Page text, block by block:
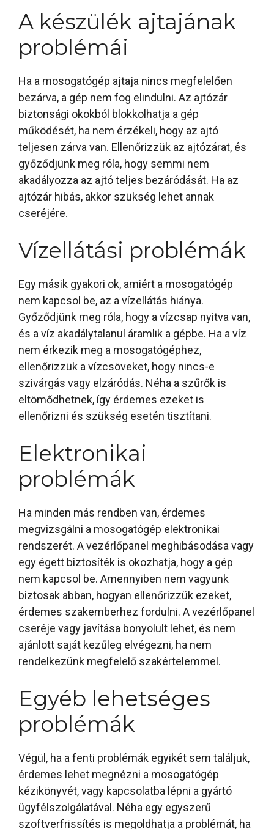
A készülék ajtajának
problémái
Ha a mosogatógép ajtaja nincs megfelelően
bezárva, a gép nem fog elindulni. Az ajtózár
biztonsági okokból blokkolhatja a gép
működését, ha nem érzékeli, hogy az ajtó
teljesen zárva van. Ellenőrizzük az ajtózárat, és
győződjünk meg róla, hogy semmi nem
akadályozza az ajtó teljes bezáródását. Ha az
ajtózár hibás, akkor szükség lehet annak
cseréjére.
Vízellátási problémák
Egy másik gyakori ok, amiért a mosogatógép
nem kapcsol be, az a vízellátás hiánya.
Győződjünk meg róla, hogy a vízcsap nyitva van,
és a víz akadálytalanul áramlik a gépbe. Ha a víz
nem érkezik meg a mosogatógéphez,
ellenőrizzük a vízcsöveket, hogy nincs-e
szivárgás vagy elzáródás. Néha a szűrők is
eltömődhetnek, így érdemes ezeket is
ellenőrizni és szükség esetén tisztítani.
Elektronikai
problémák
Ha minden más rendben van, érdemes
megvizsgálni a mosogatógép elektronikai
rendszerét. A vezérlőpanel meghibásodása vagy
egy égett biztosíték is okozhatja, hogy a gép
nem kapcsol be. Amennyiben nem vagyunk
biztosak abban, hogyan ellenőrizzük ezeket,
érdemes szakemberhez fordulni. A vezérlőpanel
cseréje vagy javítása bonyolult lehet, és nem
ajánlott saját kezűleg elvégezni, ha nem
rendelkezünk megfelelő szakértelemmel.
Egyéb lehetséges
problémák
Végül, ha a fenti problémák egyikét sem találjuk,
érdemes lehet megnézni a mosogatógép
kézikönyvét, vagy kapcsolatba lépni a gyártó
ügyfélszolgálatával. Néha egy egyszerű
szoftverfrissítés is megoldhatja a problémát, ha